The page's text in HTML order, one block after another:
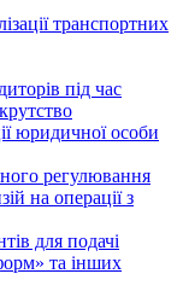
транспортних
під час
юридичної особи
регулювання
на операції з
для подачі
та інших